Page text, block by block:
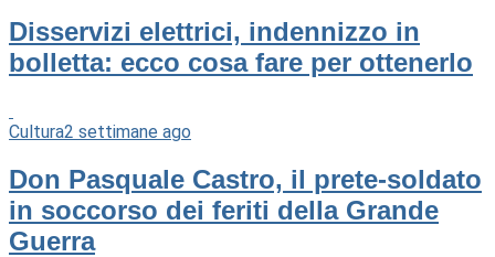
Disservizi elettrici, indennizzo in
bolletta: ecco cosa fare per ottenerlo
Cultura2 settimane ago
Don Pasquale Castro, il prete-soldato
in soccorso dei feriti della Grande
Guerra